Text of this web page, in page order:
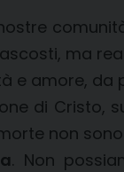
ma
e amore, da
di Cristo,
non
. Non